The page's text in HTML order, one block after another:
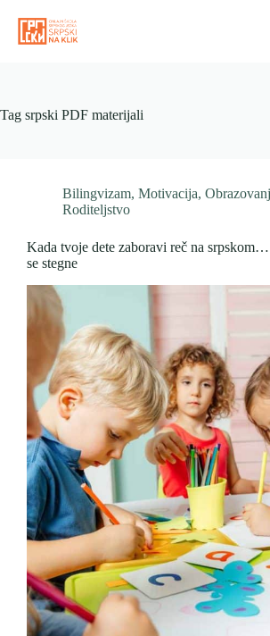
content
Tag srpski PDF materijali
Bilingvizam, Motivacija,
Roditeljstvo
Kada tvoje dete zaboravi reč na srpskom…
se stegne